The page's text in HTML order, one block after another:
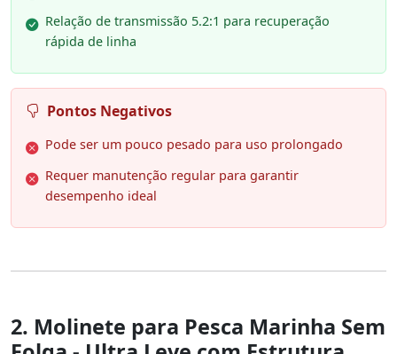
Relação de transmissão 5.2:1 para recuperação
rápida de linha
Pontos Negativos
Pode ser um pouco pesado para uso prolongado
Requer manutenção regular para garantir
desempenho ideal
2. Molinete para Pesca Marinha Sem